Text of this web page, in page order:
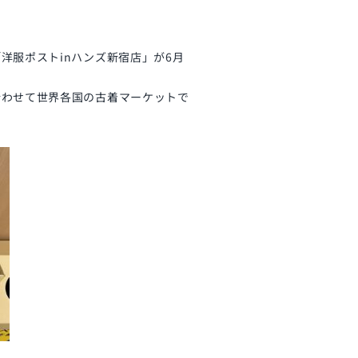
服ポストinハンズ新宿店」が6月
せて世界各国の古着マーケットで